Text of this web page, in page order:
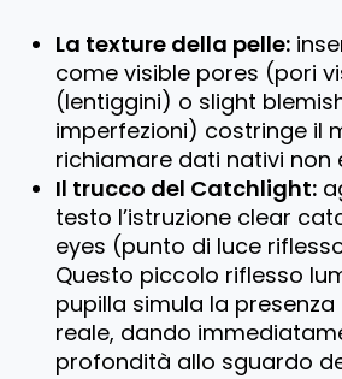
La texture della pelle:
comevisible pores (pori
(lentiggini) o slight
imperfezioni) costringe il
richiamare dati nativi non
Il trucco del Catchlight:
testo l’istruzione clear
eyes (punto di luce
Questo piccolo riflesso
pupilla simula la presenza
reale, dando
profondità allo sguardo